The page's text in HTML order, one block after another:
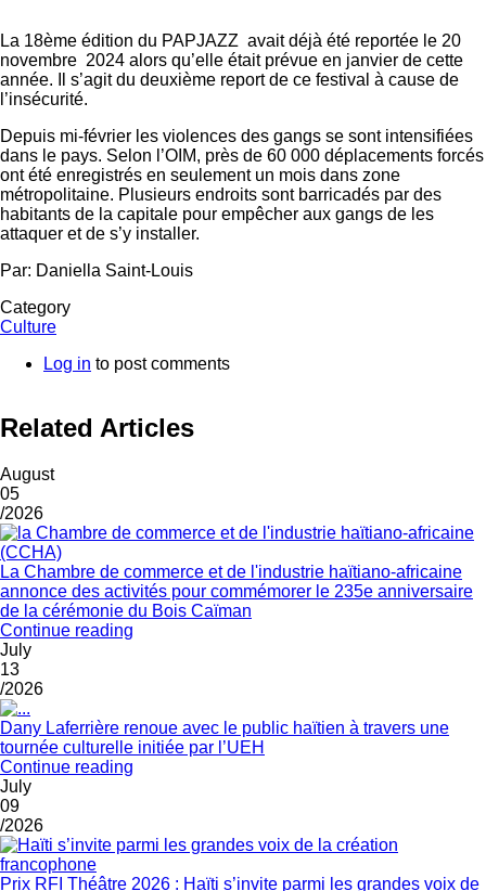
La 18ème édition du PAPJAZZ avait déjà été reportée le 20
novembre 2024 alors qu’elle était prévue en janvier de cette
année. Il s’agit du deuxième report de ce festival à cause de
l’insécurité.
Depuis mi-février les violences des gangs se sont intensifiées
dans le pays. Selon l’OIM, près de 60 000 déplacements forcés
ont été enregistrés en seulement un mois dans zone
métropolitaine. Plusieurs endroits sont barricadés par des
habitants de la capitale pour empêcher aux gangs de les
attaquer et de s’y installer.
Par: Daniella Saint-Louis
Category
Culture
Log in to post comments
Related Articles
August
05
/2026
La Chambre de commerce et de l'industrie haïtiano-africaine
annonce des activités pour commémorer le 235e anniversaire
de la cérémonie du Bois Caïman
Continue reading
July
13
/2026
Dany Laferrière renoue avec le public haïtien à travers une
tournée culturelle initiée par l’UEH
Continue reading
July
09
/2026
Prix RFI Théâtre 2026 : Haïti s’invite parmi les grandes voix de